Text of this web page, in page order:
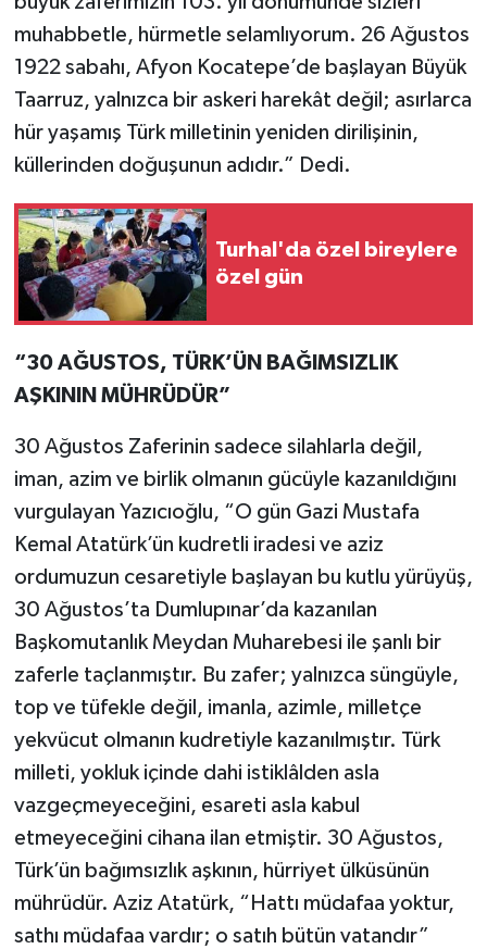
muhabbetle, hürmetle selamlıyorum. 26 Ağustos
1922 sabahı, Afyon Kocatepe’de başlayan Büyük
Taarruz, yalnızca bir askeri harekât değil; asırlarca
hür yaşamış Türk milletinin yeniden dirilişinin,
küllerinden doğuşunun adıdır.” Dedi.
Turhal'da özel bireylere
özel gün
“30 AĞUSTOS, TÜRK’ÜN BAĞIMSIZLIK
AŞKININ MÜHRÜDÜR”
30 Ağustos Zaferinin sadece silahlarla değil,
iman, azim ve birlik olmanın gücüyle kazanıldığını
vurgulayan Yazıcıoğlu, “O gün Gazi Mustafa
Kemal Atatürk’ün kudretli iradesi ve aziz
ordumuzun cesaretiyle başlayan bu kutlu yürüyüş,
30 Ağustos’ta Dumlupınar’da kazanılan
Başkomutanlık Meydan Muharebesi ile şanlı bir
zaferle taçlanmıştır. Bu zafer; yalnızca süngüyle,
top ve tüfekle değil, imanla, azimle, milletçe
yekvücut olmanın kudretiyle kazanılmıştır. Türk
milleti, yokluk içinde dahi istiklâlden asla
vazgeçmeyeceğini, esareti asla kabul
etmeyeceğini cihana ilan etmiştir. 30 Ağustos,
Türk’ün bağımsızlık aşkının, hürriyet ülküsünün
mührüdür. Aziz Atatürk, “Hattı müdafaa yoktur,
sathı müdafaa vardır; o satıh bütün vatandır”